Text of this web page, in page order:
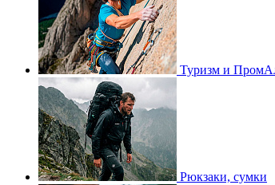
Туризм и
Рюкзаки, сумки